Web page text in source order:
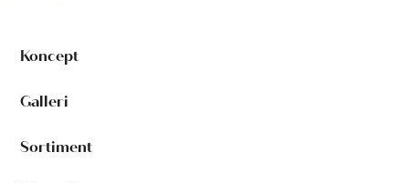
Koncept
Galleri
Sortiment